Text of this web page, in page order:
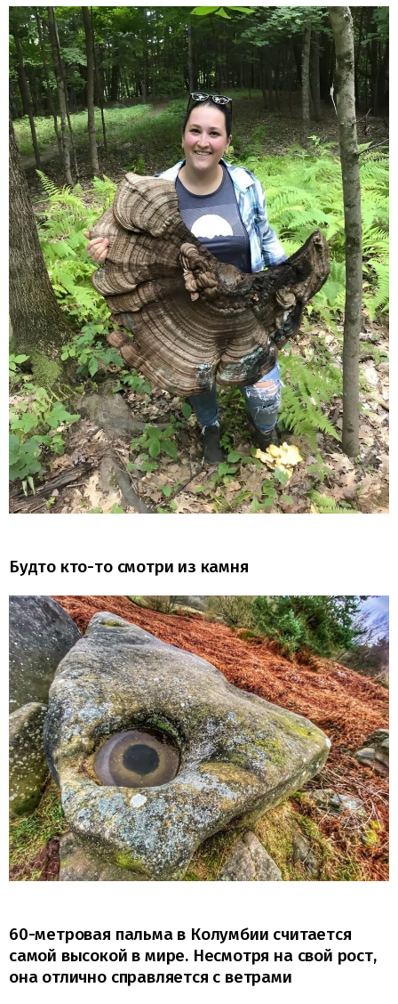
Будто кто-то смотри из камня
60-метровая пальма в Колумбии считается
самой высокой в мире. Несмотря на свой рост,
она отлично справляется с ветрами